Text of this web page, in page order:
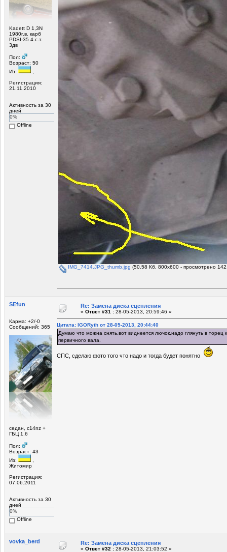
Kadett D 1,3N
1980г.в. карб
PDSI-35 4.с.т.
3дв
Пол:
Возраст: 50
Из:
Регистрация:
21.11.2010
Активность за 30
дней
0%
Offline
IMG_7414.JPG_thumb.jpg (50.58 Кб, 800x600 - просмотрено
SEfun
Карма: +2/-0
Сообщений: 365
седан, c14nz +
ГБЦ 1.6
Пол:
Возраст: 43
Из:
Житомир
Регистрация:
07.06.2011
Активность за 30
дней
0%
Offline
Re: Замена диска сцепления
« Ответ #31 : 28-05-2013, 20:59:46 »
Цитата: IGORyth от 28-05-2013, 20:44:40
Думаю что можна снять,вот виднеется лючок,надо глянуть в торец
первичного вала.
СПС, сделаю фото того что надо и тогда будет понятно
vovka_berd Re: Замена диска сцепления
« Ответ #32 : 28-05-2013, 21:03:52 »